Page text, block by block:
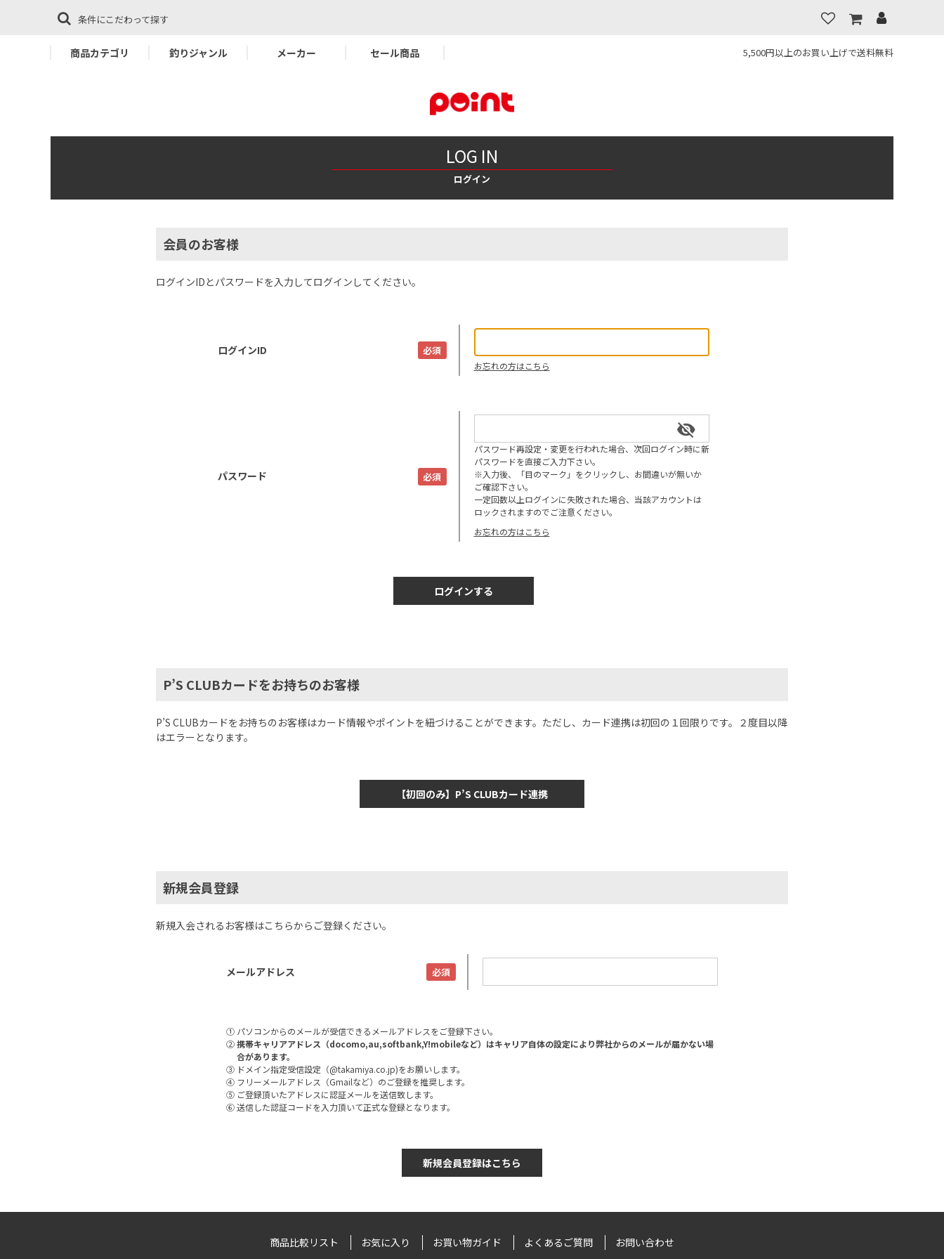
条件にこだわって探す
商品カテゴリ 釣りジャンル メーカー セール商品 5,500円以上のお買い上げで送料無料
LOG IN
ログイン
会員のお客様
ログインIDとパスワードを入力してログインしてください。
ログインID
お忘れの方はこちら
パスワード
パスワード再設定・変更を行われた場合、次回ログイン時に新
パスワードを直接ご入力下さい。
※入力後、「目のマーク」をクリックし、お間違いが無いか
ご確認下さい。
一定回数以上ログインに失敗された場合、当該アカウントは
ロックされますのでご注意ください。
お忘れの方はこちら
P’S CLUBカードをお持ちのお客様
P’S CLUBカードをお持ちのお客様はカード情報やポイントを紐づけることができます。ただし、カード連携は初回の１回限りです。２度目以降
はエラーとなります。
新規会員登録
新規入会されるお客様はこちらからご登録ください。
メールアドレス
① パソコンからのメールが受信できるメールアドレスをご登録下さい。
②携帯キャリアアドレス（docomo,au,softbank,Y!mobileなど）はキャリア自体の設定により弊社からのメールが届かない場
合があります。
③ ドメイン指定受信設定（@takamiya.co.jp)をお願いします。
④ フリーメールアドレス（Gmailなど）のご登録を推奨します。
⑤ ご登録頂いたアドレスに認証メールを送信致します。
⑥送信した認証コードを入力頂いて正式な登録となります。
商品比較リスト お気に入り お買い物ガイド よくあるご質問 お問い合わせ